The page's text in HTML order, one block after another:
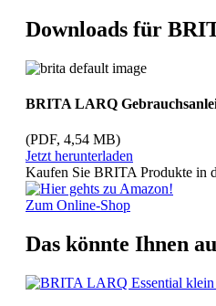
Downloads für
BRITA LARQ
(PDF, 4,54 MB)
Jetzt herunterladen
Kaufen Sie BRITA Produkte in
Zum Online-Shop
Das könnte Ihnen